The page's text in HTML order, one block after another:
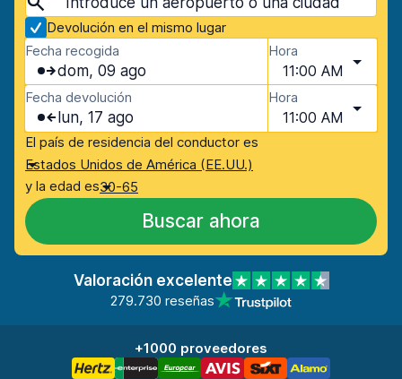
Devolución en el mismo lugar
Fecha recogida
dom, 09 ago
Hora
11:00 AM
Fecha devolución
lun, 17 ago
Hora
11:00 AM
El país de residencia del conductor es
Estados Unidos de América (EE.UU.)
y la edad es30-65
Buscar ahora
Valoración excelente
279.730 reseñas
+1000 proveedores